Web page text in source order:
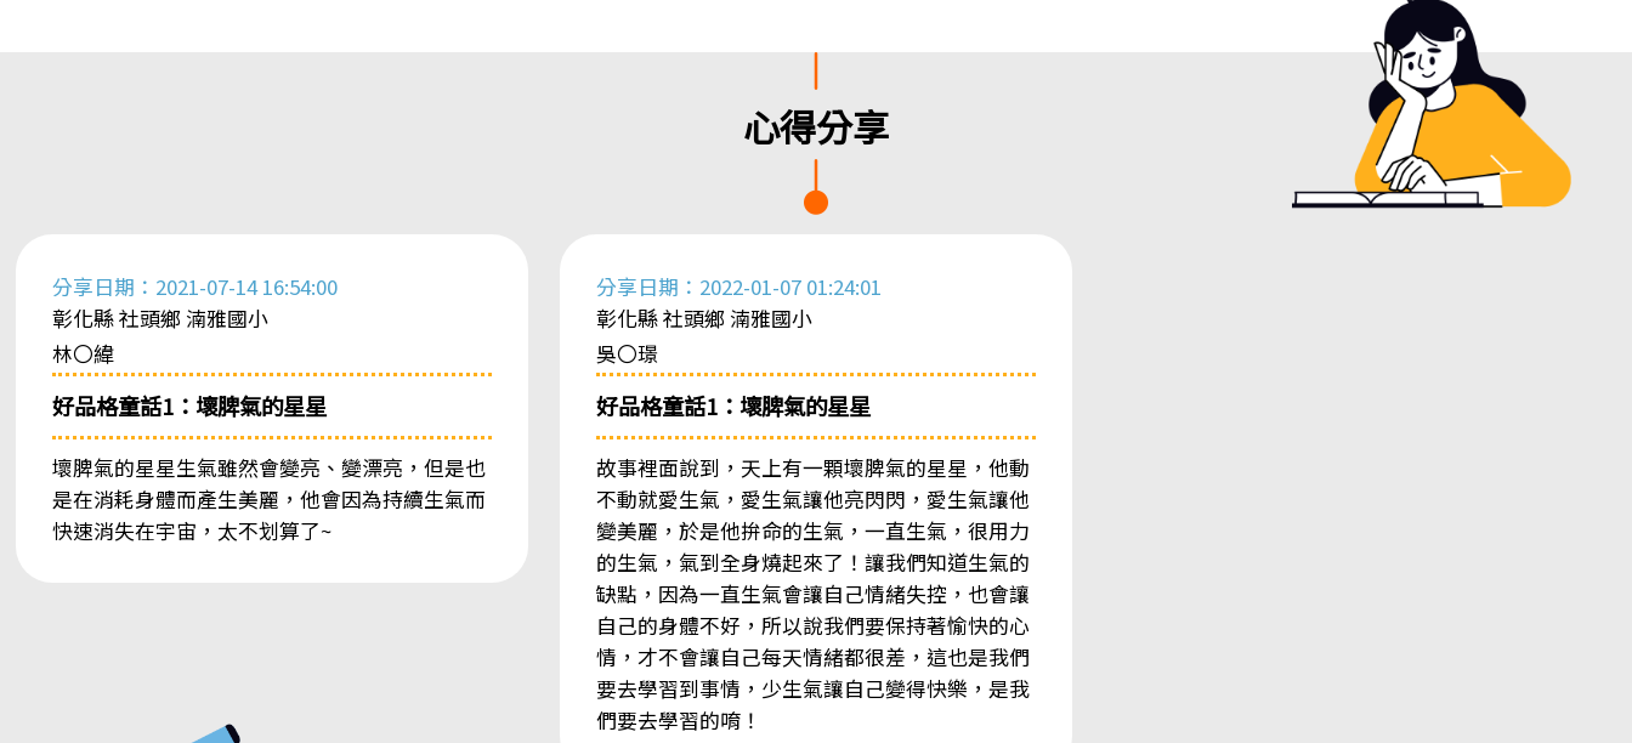
心得分享
分享日期：2021-07-14 16:54:00
彰化縣 社頭鄉 湳雅國小
林〇緯
好品格童話1：壞脾氣的星星
壞脾氣的星星生氣雖然會變亮、變漂亮，但是也
是在消耗身體而產生美麗，他會因為持續生氣而
快速消失在宇宙，太不划算了~
分享日期：2022-01-07 01:24:01
彰化縣 社頭鄉 湳雅國小
吳〇璟
好品格童話1：壞脾氣的星星
故事裡面說到，天上有一顆壞脾氣的星星，他動
不動就愛生氣，愛生氣讓他亮閃閃，愛生氣讓他
變美麗，於是他拚命的生氣，一直生氣，很用力
的生氣，氣到全身燒起來了！讓我們知道生氣的
缺點，因為一直生氣會讓自己情緒失控，也會讓
自己的身體不好，所以說我們要保持著愉快的心
情，才不會讓自己每天情緒都很差，這也是我們
要去學習到事情，少生氣讓自己變得快樂，是我
們要去學習的唷！